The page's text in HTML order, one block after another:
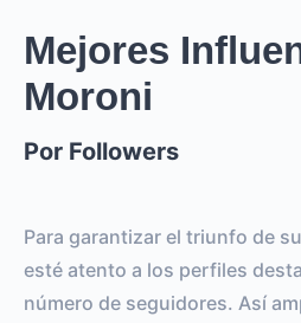
Mejores
Moroni
Por Followers
Para garantizar el triunfo de
esté atento a los perfiles
número de seguidores. Así